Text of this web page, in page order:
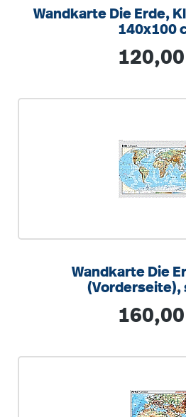
Wandkarte Die Erde,
140x100
Regulärer
Wandkarte Die
(Vorderseite),
Regulärer